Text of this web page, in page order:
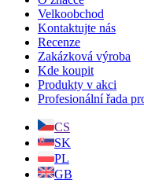
Velkoobchod
Kontaktujte nás
Recenze
Zakázková výroba
Kde koupit
Produkty v akci
Profesionální řada
CS
SK
PL
GB